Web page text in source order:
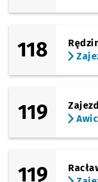
118
119
119